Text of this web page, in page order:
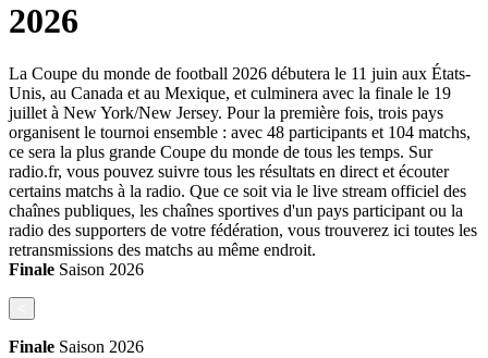
2026
La Coupe du monde de football 2026 débutera le 11 juin aux États-
Unis, au Canada et au Mexique, et culminera avec la finale le 19
juillet à New York/New Jersey. Pour la première fois, trois pays
organisent le tournoi ensemble : avec 48 participants et 104 matchs,
ce sera la plus grande Coupe du monde de tous les temps. Sur
radio.fr, vous pouvez suivre tous les résultats en direct et écouter
certains matchs à la radio. Que ce soit via le live stream officiel des
chaînes publiques, les chaînes sportives d'un pays participant ou la
radio des supporters de votre fédération, vous trouverez ici toutes les
retransmissions des matchs au même endroit.
Finale Saison 2026
Finale Saison 2026